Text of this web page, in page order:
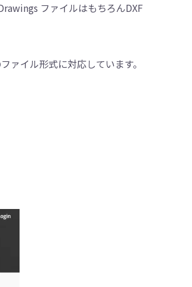
ファイルはもちろんDXF
ァイル形式に対応しています。